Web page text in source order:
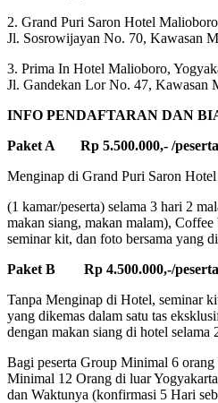
2. Grand Puri Saron Hotel
Jl. Sosrowijayan No. 70, Kawasan
3. Prima In Hotel Malioboro,
Jl. Gandekan Lor No. 47, Kawasan
INFO PENDAFTARAN DAN
Paket A Rp 5.500.000,- /peserta
Menginap di Grand Puri Saron Hotel
(1 kamar/peserta) selama 3 hari 2
makan siang, makan malam),
seminar kit, dan foto bersama yang
Paket B Rp 4.500.000,-/peserta
Tanpa Menginap di Hotel, seminar
yang dikemas dalam satu tas
dengan makan siang di hotel selama
Bagi peserta Group Minimal 6
Minimal 12 Orang di luar
dan Waktunya (konfirmasi 5 Hari